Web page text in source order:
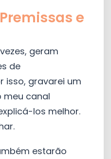
e
geram
de
isso, gravarei um
meu canal
los melhor.
estarão